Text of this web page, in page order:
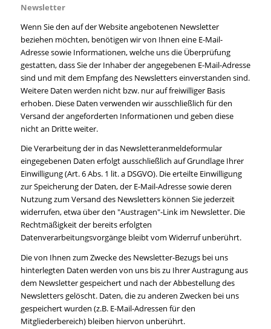
Newsletter
Wenn Sie den auf der Website angebotenen Newsletter
beziehen möchten, benötigen wir von Ihnen eine E-Mail-
Adresse sowie Informationen, welche uns die Überprüfung
gestatten, dass Sie der Inhaber der angegebenen E-Mail-Adresse
sind und mit dem Empfang des Newsletters einverstanden sind.
Weitere Daten werden nicht bzw. nur auf freiwilliger Basis
erhoben. Diese Daten verwenden wir ausschließlich für den
Versand der angeforderten Informationen und geben diese
nicht an Dritte weiter.
Die Verarbeitung der in das Newsletteranmeldeformular
eingegebenen Daten erfolgt ausschließlich auf Grundlage Ihrer
Einwilligung (Art. 6 Abs. 1 lit. a DSGVO). Die erteilte Einwilligung
zur Speicherung der Daten, der E-Mail-Adresse sowie deren
Nutzung zum Versand des Newsletters können Sie jederzeit
widerrufen, etwa über den "Austragen"-Link im Newsletter. Die
Rechtmäßigkeit der bereits erfolgten
Datenverarbeitungsvorgänge bleibt vom Widerruf unberührt.
Die von Ihnen zum Zwecke des Newsletter-Bezugs bei uns
hinterlegten Daten werden von uns bis zu Ihrer Austragung aus
dem Newsletter gespeichert und nach der Abbestellung des
Newsletters gelöscht. Daten, die zu anderen Zwecken bei uns
gespeichert wurden (z.B. E-Mail-Adressen für den
Mitgliederbereich) bleiben hiervon unberührt.